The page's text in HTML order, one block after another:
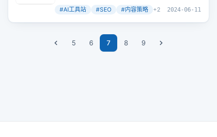
AI工具站领域取得成功。他是如何通过Reddit等
的细节和技巧？
#AI工具站 #SEO #内容策略 +2 2024-06-11
5 6 7 8 9